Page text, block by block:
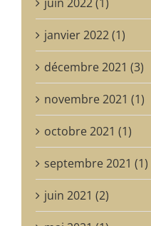
janvier 2022 (1)
décembre 2021 (3)
novembre 2021 (1)
octobre 2021 (1)
septembre 2021 (1)
juin 2021 (2)